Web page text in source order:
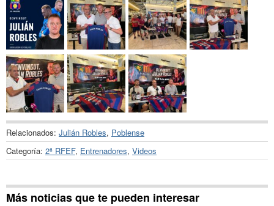
Relacionados: Julián Robles, Poblense
Categoría: 2ª RFEF, Entrenadores, Videos
Más noticias que te pueden interesar